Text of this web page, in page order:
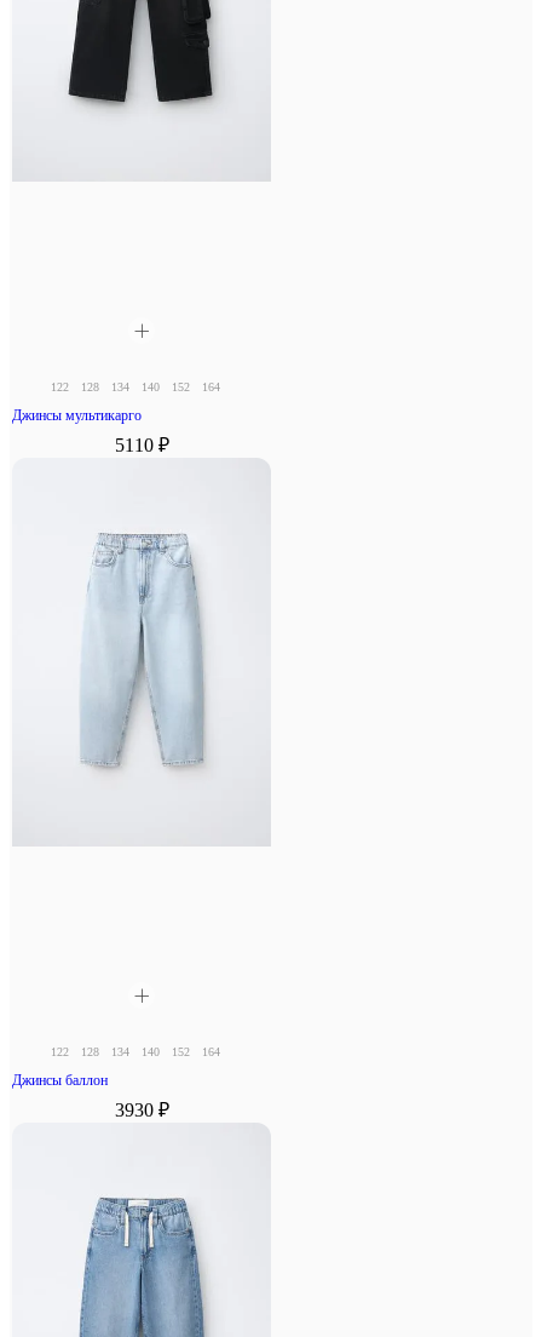
122 128 134 140 152 164
Джинсы мультикарго
5110 ₽
122 128 134 140 152 164
Джинсы баллон
3930 ₽